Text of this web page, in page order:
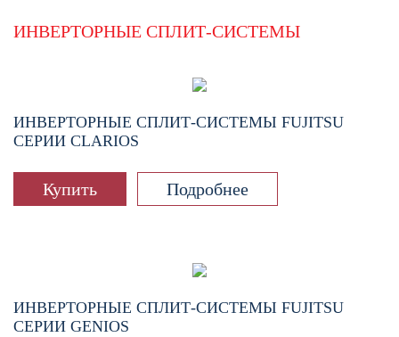
ИНВЕРТОРНЫЕ СПЛИТ-СИСТЕМЫ
ИНВЕРТОРНЫЕ СПЛИТ-СИСТЕМЫ FUJITSU
СЕРИИ CLARIOS
Купить Подробнее
ИНВЕРТОРНЫЕ СПЛИТ-СИСТЕМЫ FUJITSU
СЕРИИ GENIOS